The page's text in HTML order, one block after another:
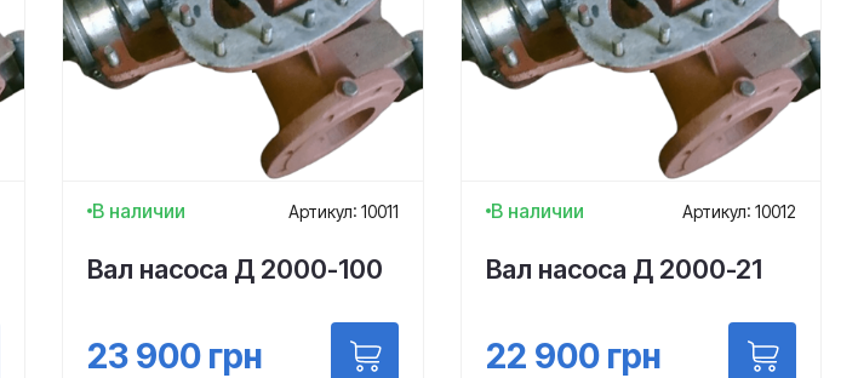
В наличии Артикул: 10011
Вал насоса Д 2000-100
23 900 грн
В наличии Артикул: 10012
Вал насоса Д 2000-21
22 900грн